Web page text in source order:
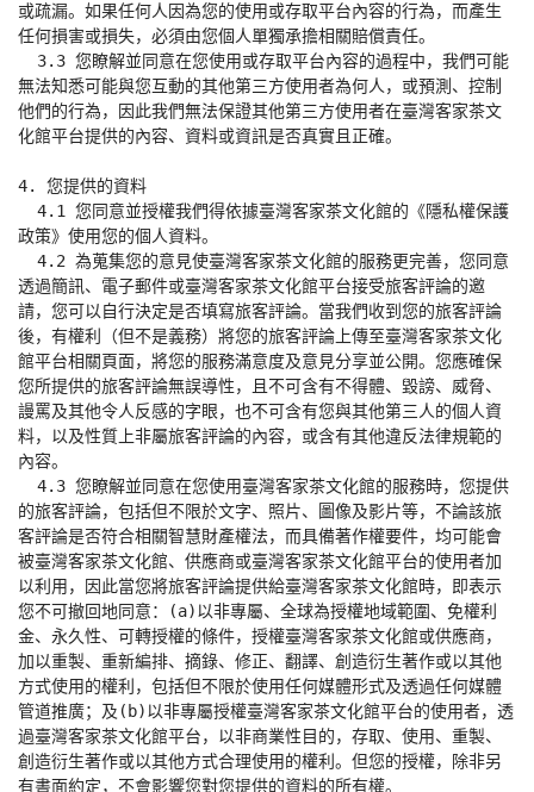
或疏漏。如果任何人因為您的使用或存取平台內容的行為，而產生
任何損害或損失，必須由您個人單獨承擔相關賠償責任。
無法知悉可能與您互動的其他第三方使用者為何人，或預測、控制
他們的行為，因此我們無法保證其他第三方使用者在臺灣客家茶文
化館平台提供的內容、資料或資訊是否真實且正確。
4. 您提供的資料
政策》使用您的個人資料。
透過簡訊、電子郵件或臺灣客家茶文化館平台接受旅客評論的邀
請，您可以自行決定是否填寫旅客評論。當我們收到您的旅客評論
後，有權利（但不是義務）將您的旅客評論上傳至臺灣客家茶文化
館平台相關頁面，將您的服務滿意度及意見分享並公開。您應確保
您所提供的旅客評論無誤導性，且不可含有不得體、毀謗、威脅、
謾罵及其他令人反感的字眼，也不可含有您與其他第三人的個人資
料，以及性質上非屬旅客評論的內容，或含有其他違反法律規範的
內容。
的旅客評論，包括但不限於文字、照片、圖像及影片等，不論該旅
客評論是否符合相關智慧財產權法，而具備著作權要件，均可能會
被臺灣客家茶文化館、供應商或臺灣客家茶文化館平台的使用者加
以利用，因此當您將旅客評論提供給臺灣客家茶文化館時，即表示
您不可撤回地同意：(a)以非專屬、全球為授權地域範圍、免權利
金、永久性、可轉授權的條件，授權臺灣客家茶文化館或供應商，
加以重製、重新編排、摘錄、修正、翻譯、創造衍生著作或以其他
方式使用的權利，包括但不限於使用任何媒體形式及透過任何媒體
管道推廣；及(b)以非專屬授權臺灣客家茶文化館平台的使用者，透
過臺灣客家茶文化館平台，以非商業性目的，存取、使用、重製、
創造衍生著作或以其他方式合理使用的權利。但您的授權，除非另
有書面約定，不會影響您對您提供的資料的所有權。